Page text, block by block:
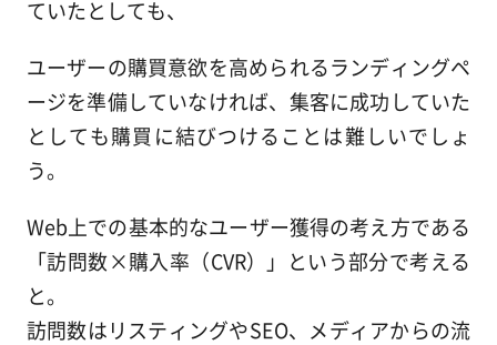
ていたとしても、
ユーザーの購買意欲を高められるランディングペ
ージを準備していなければ、集客に成功していた
としても購買に結びつけることは難しいでしょ
う。
Web上での基本的なユーザー獲得の考え方である
「訪問数×購入率（CVR）」という部分で考える
と。
訪問数はリスティングやSEO、メディアからの流